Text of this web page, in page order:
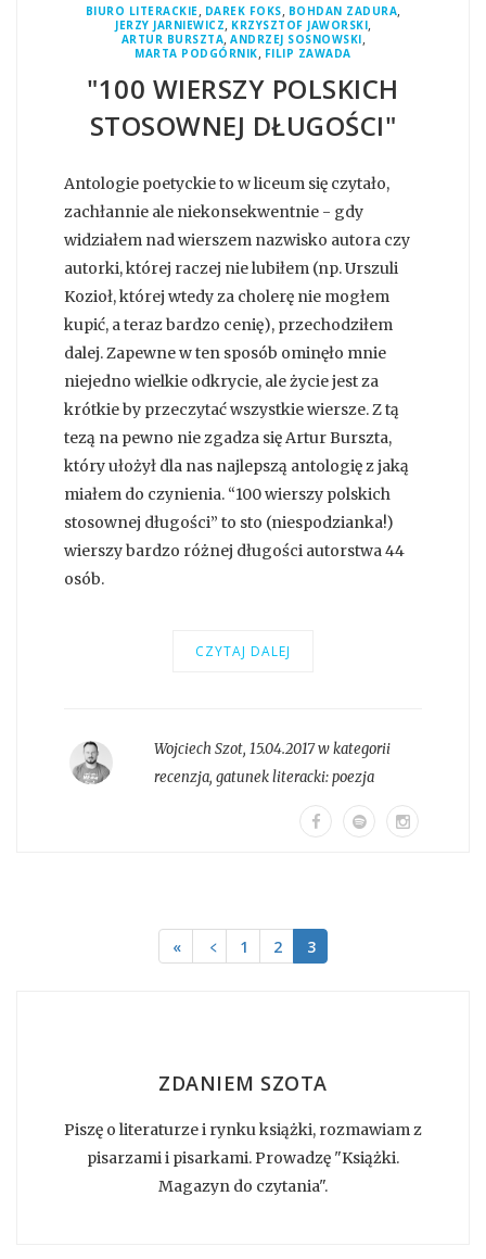
BIURO LITERACKIE, DAREK FOKS, BOHDAN ZADURA,
JERZY JARNIEWICZ, KRZYSZTOF JAWORSKI,
ARTUR BURSZTA, ANDRZEJ SOSNOWSKI,
MARTA PODGÓRNIK, FILIP ZAWADA
"100 WIERSZY POLSKICH
STOSOWNEJ DŁUGOŚCI"
Antologie poetyckie to w liceum się czytało,
zachłannie ale niekonsekwentnie - gdy
widziałem nad wierszem nazwisko autora czy
autorki, której raczej nie lubiłem (np. Urszuli
Kozioł, której wtedy za cholerę nie mogłem
kupić, a teraz bardzo cenię), przechodziłem
dalej. Zapewne w ten sposób ominęło mnie
niejedno wielkie odkrycie, ale życie jest za
krótkie by przeczytać wszystkie wiersze. Z tą
tezą na pewno nie zgadza się Artur Burszta,
który ułożył dla nas najlepszą antologię z jaką
miałem do czynienia. “100 wierszy polskich
stosownej długości” to sto (niespodzianka!)
wierszy bardzo różnej długości autorstwa 44
osób.
CZYTAJ DALEJ
Wojciech Szot, 15.04.2017 w kategorii
recenzja, gatunek literacki:poezja
« ﹤ 1 2 3
ZDANIEM SZOTA
Piszę o literaturze i rynku książki, rozmawiam z
pisarzami i pisarkami. Prowadzę "Książki.
Magazyn do czytania".